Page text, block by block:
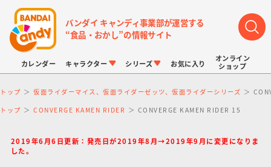
バンダイ キャンディ事業部が運営する
“食品・おかし”の情報サイト
カレンダー キャラクター シリーズ お気に入り
オンライン
ショップ
トップ 仮面ライダーマイス、仮面ライダーゼッツ、仮面ライダーシリーズ
トップ CONVERGE KAMEN RIDER CONVERGE KAMEN RIDER 15
2019年6月6日更新：発売日が2019年8月→2019年9月に変更になりま
した。